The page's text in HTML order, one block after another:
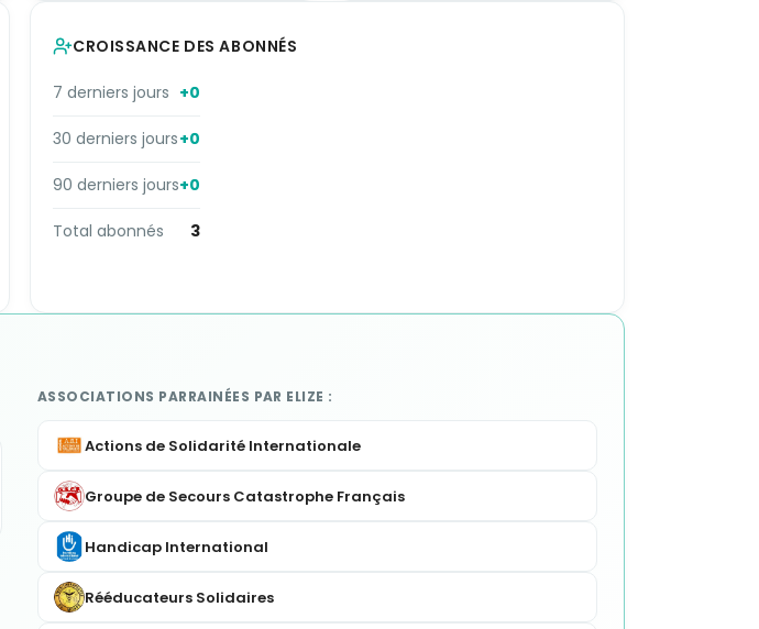
CROISSANCE DES ABONNÉS
7 derniers jours +0
30 derniers jours+0
90 derniers jours+0
Total abonnés 3
ASSOCIATIONS PARRAINÉES PAR ELIZE :
Actions de Solidarité Internationale
Groupe de Secours Catastrophe Français
Handicap International
Rééducateurs Solidaires